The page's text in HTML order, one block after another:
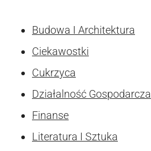
Budowa I Architektura
Ciekawostki
Cukrzyca
Działalność Gospodarcza
Finanse
Literatura I Sztuka